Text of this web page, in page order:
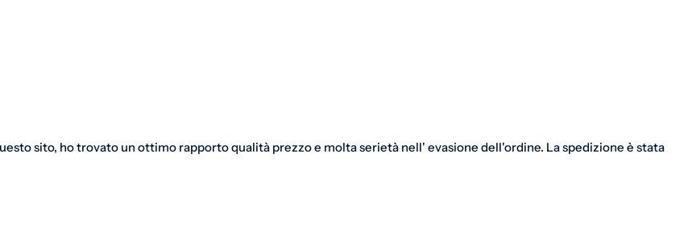
sito, ho trovato un ottimo rapporto qualità prezzo e molta serietà nell' evasione dell'ordine. La spedizione è stata